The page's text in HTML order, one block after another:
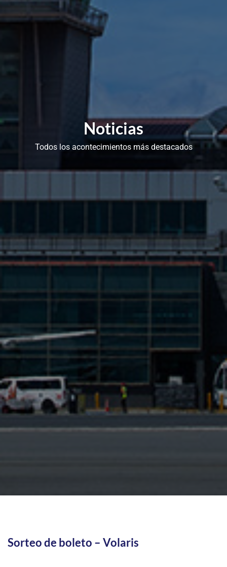
Noticias
Todos los acontecimientos más destacados
Sorteo de boleto – Volaris